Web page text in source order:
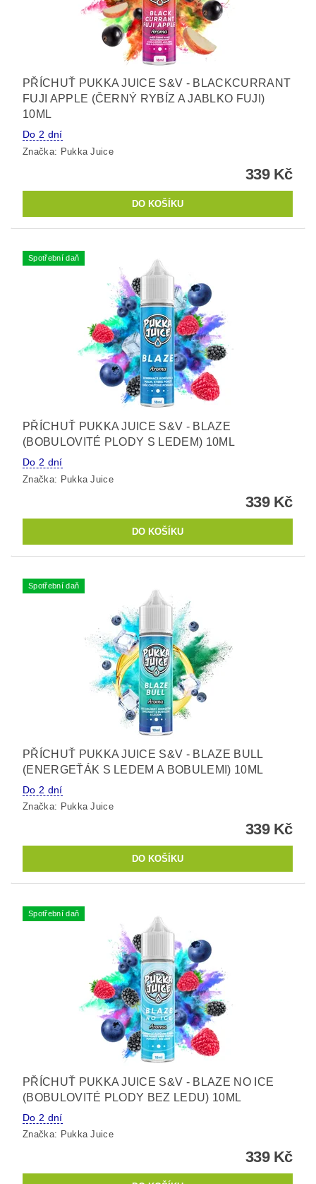
PŘÍCHUŤ PUKKA JUICE S&V - BLACKCURRANT
FUJI APPLE (ČERNÝ RYBÍZ A JABLKO FUJI)
10ML
Do 2 dní
Značka: Pukka Juice
339 Kč
Spotřební daň
PŘÍCHUŤ PUKKA JUICE S&V - BLAZE
(BOBULOVITÉ PLODY S LEDEM) 10ML
Do 2 dní
Značka: Pukka Juice
339 Kč
Spotřební daň
PŘÍCHUŤ PUKKA JUICE S&V - BLAZE BULL
(ENERGEŤÁK S LEDEM A BOBULEMI) 10ML
Do 2 dní
Značka: Pukka Juice
339 Kč
Spotřební daň
PŘÍCHUŤ PUKKA JUICE S&V - BLAZE NO ICE
(BOBULOVITÉ PLODY BEZ LEDU) 10ML
Do 2 dní
Značka: Pukka Juice
339 Kč